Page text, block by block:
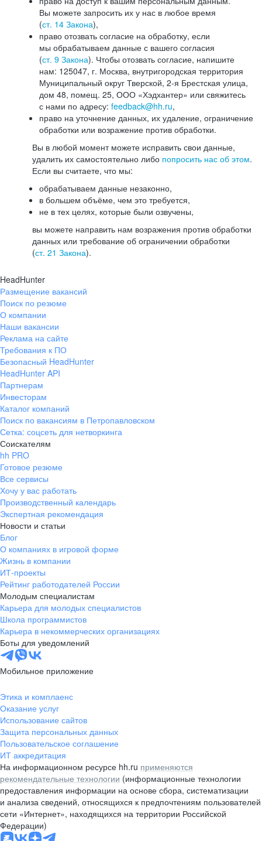
Вы можете запросить их у нас в любое время
(ст. 14 Закона),
право отозвать согласие на обработку, если
мы обрабатываем данные с вашего согласия
(ст. 9 Закона). Чтобы отозвать согласие, напишите
нам: 125047, г. Москва, внутригородская территория
Муниципальный округ Тверской, 2-я Брестская улица,
дом 48, помещ. 25, ООО «Хэдхантер» или свяжитесь
с нами по адресу: feedback@hh.ru,
право на уточнение данных, их удаление, ограничение
обработки или возражение против обработки.
Вы в любой момент можете исправить свои данные,
удалить их самостоятельно либо попросить нас об этом.
Если вы считаете, что мы:
обрабатываем данные незаконно,
в большем объёме, чем это требуется,
не в тех целях, которые были озвучены,
вы можете направить нам возражения против обработки
данных или требование об ограничении обработки
(ст. 21 Закона).
HeadHunter
Размещение вакансий
Поиск по резюме
О компании
Наши вакансии
Реклама на сайте
Требования к ПО
Безопасный HeadHunter
HeadHunter API
Партнерам
Инвесторам
Каталог компаний
Поиск по вакансиям в Петропавловском
Сетка: соцсеть для нетворкинга
Соискателям
hh PRO
Готовое резюме
Все сервисы
Хочу у вас работать
Производственный календарь
Экспертная рекомендация
Новости и статьи
Блог
О компаниях в игровой форме
Жизнь в компании
ИТ-проекты
Рейтинг работодателей России
Молодым специалистам
Карьера для молодых специалистов
Школа программистов
Карьера в некоммерческих организациях
Боты для уведомлений
Мобильное приложение
Этика и комплаенс
Оказание услуг
Использование сайтов
Защита персональных данных
Пользовательское соглашение
ИТ аккредитация
На информационном ресурсе hh.ru применяются
рекомендательные технологии (информационные технологии
предоставления информации на основе сбора, систематизации
и анализа сведений, относящихся к предпочтениям пользователей
сети «Интернет», находящихся на территории Российской
Федерации)